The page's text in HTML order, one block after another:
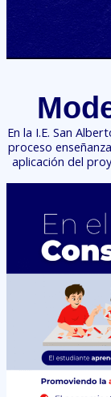
En la I.E. San
proceso
aplicación del